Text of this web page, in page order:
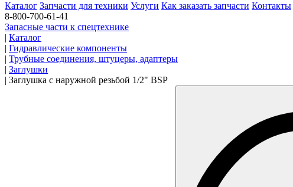
Каталог Запчасти для техники Услуги Как заказать запчасти Контакты
8-800-700-61-41
Запасные части к спецтехнике
| Каталог
| Гидравлические компоненты
| Трубные соединения, штуцеры, адаптеры
| Заглушки
| Заглушка с наружной резьбой 1/2" BSP